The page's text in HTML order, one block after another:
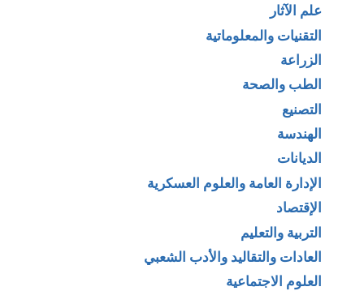
علم الآثار
التقنيات والمعلوماتية
الزراعة
الطب والصحة
التصنيع
الهندسة
الديانات
الإدارة العامة والعلوم العسكرية
الإقتصاد
التربية والتعليم
العادات والتقاليد والأدب الشعبي
العلوم الاجتماعية